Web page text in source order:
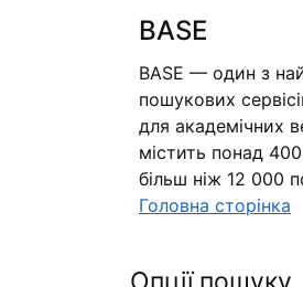
BASE
BASE — один з
пошукових
для академічних
містить понад 400
більш ніж 12 000
Головна сторінка